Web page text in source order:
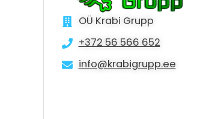
OÜ Krabi Grupp
+372 56 566 652
info@krabigrupp.ee